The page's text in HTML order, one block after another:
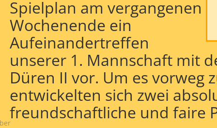
Spielplan am vergangenen
Wochenende ein
Aufeinandertreffen
unserer 1. Mannschaft mit
Düren II vor. Um es vorweg
entwickelten sich zwei
freundschaftliche und faire